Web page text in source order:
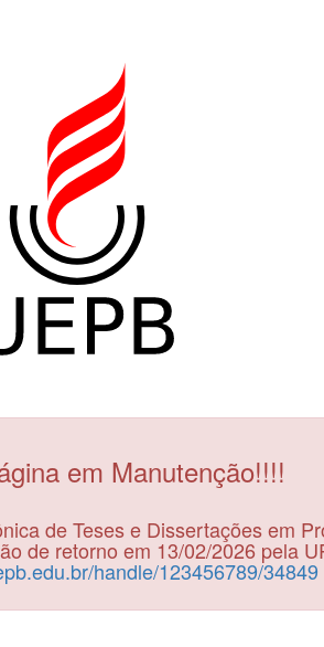
em Manutenção!!!!
de Teses e Dissertações em
de retorno em 13/02/2026 pela
handle/123456789/34849